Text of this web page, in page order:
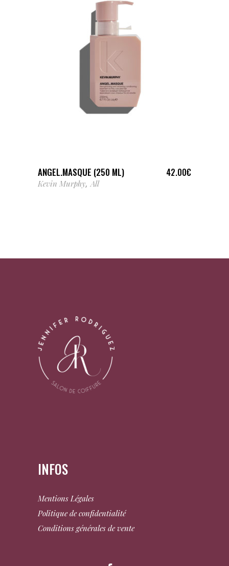
ANGEL.MASQUE (250 ML) 42.00€
Kevin Murphy,All
INFOS
Mentions Légales
Politique de confidentialité
Conditions générales de vente